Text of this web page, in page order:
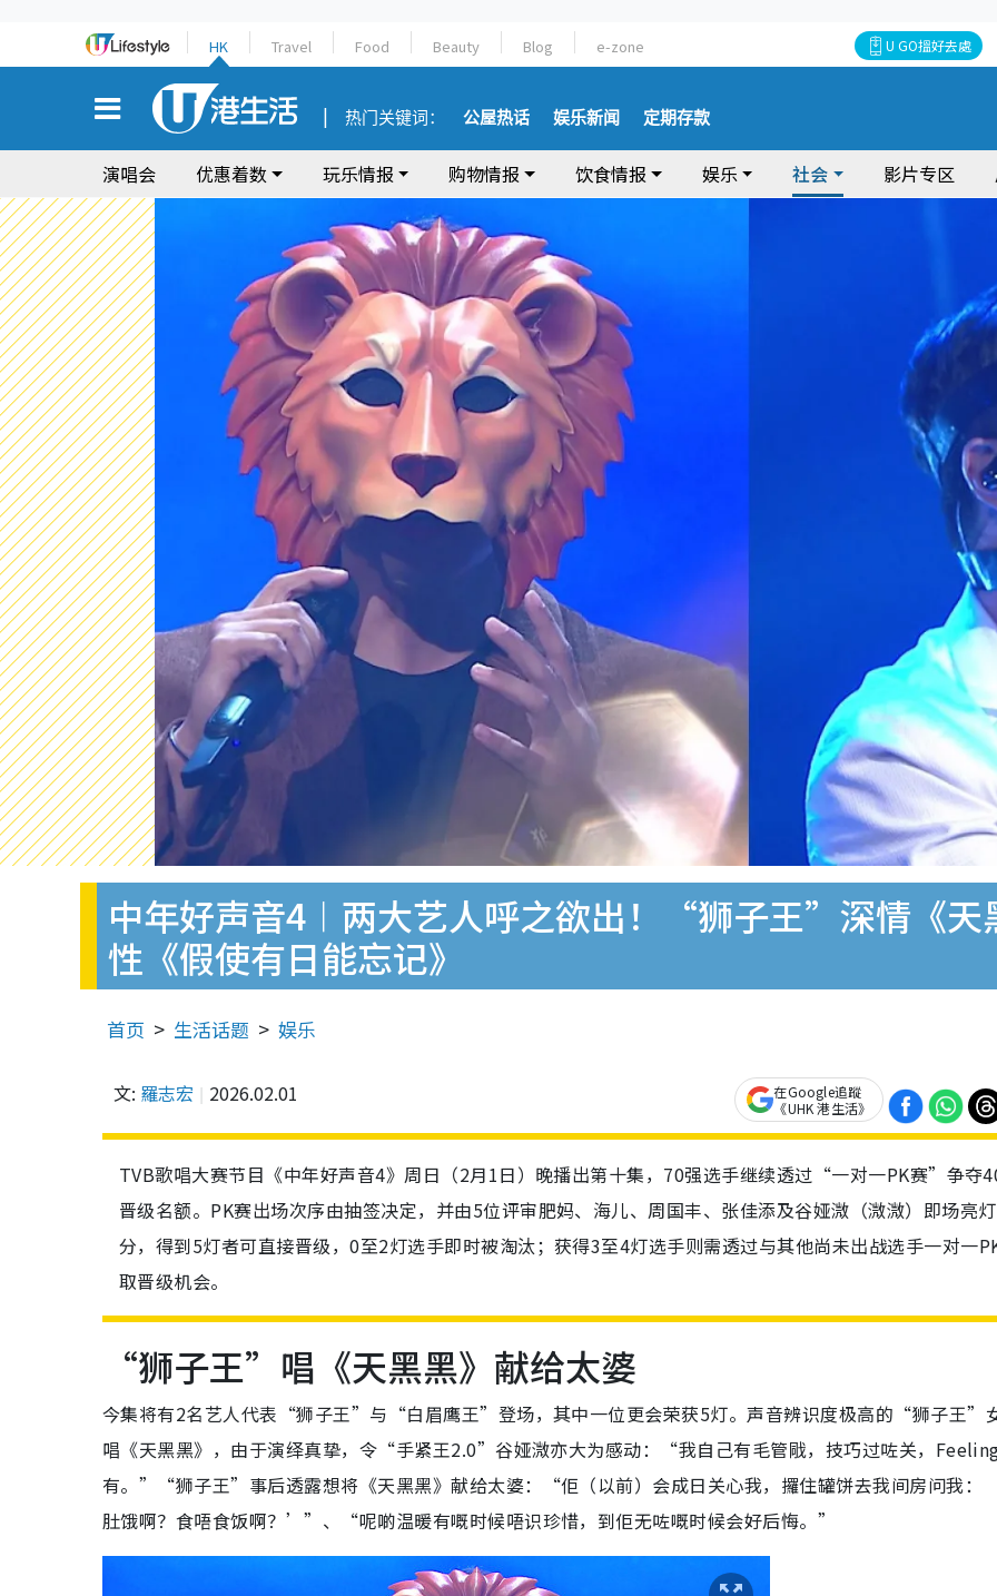
HK Travel Food Beauty Blog e-zone U GO搵好去處
热门关键词： 公屋热话 娱乐新闻 定期存款
演唱会 优惠着数 玩乐情报 购物情报 饮食情报 娱乐 社会 影片专区
中年好声音4︱两大艺人呼之欲出！“狮子王”深情《
性《假使有日能忘记》
首页 生活话题 娱乐
文: 羅志宏 2026.02.01
在Google追蹤
《UHK 港生活》
TVB歌唱大赛节目《中年好声音4》周日（2月1日）晚播出第十集，70强选手继续透过“一对一PK赛”争夺
晋级名额。PK赛出场次序由抽签决定，并由5位评审肥妈、海儿、周国丰、张佳添及谷娅溦（溦溦）即场亮
分，得到5灯者可直接晋级，0至2灯选手即时被淘汰；获得3至4灯选手则需透过与其他尚未出战选手一对一
取晋级机会。
“狮子王”唱《天黑黑》献给太婆
今集将有2名艺人代表“狮子王”与“白眉鹰王”登场，其中一位更会荣获5灯。声音辨识度极高的“狮子王”
唱《天黑黑》，由于演绎真挚，令“手紧王2.0”谷娅溦亦大为感动：“我自己有毛管戙，技巧过咗关，
有。”“狮子王”事后透露想将《天黑黑》献给太婆：“佢（以前）会成日关心我，攞住罐饼去我间房问我：
肚饿啊？食唔食饭啊？’”、“呢啲温暖有嘅时候唔识珍惜，到佢无咗嘅时候会好后悔。”